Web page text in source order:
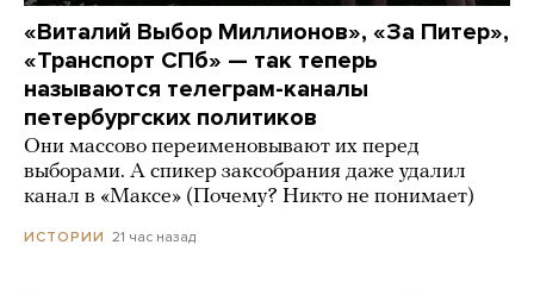
«Виталий Выбор Миллионов», «За Питер»,
«Транспорт СПб» — так теперь
называются телеграм-каналы
петербургских политиков
Они массово переименовывают их перед
выборами. А спикер заксобрания даже удалил
канал в «Максе» (Почему? Никто не понимает)
ИСТОРИИ 21 час назад